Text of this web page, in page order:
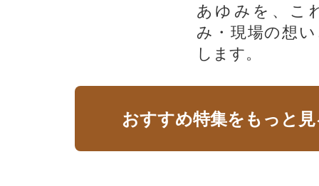
あゆみを、こ
み・現場の想
します。
おすすめ特集をもっと